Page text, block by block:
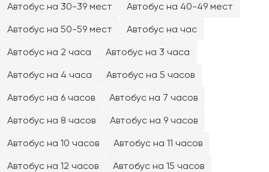
Автобус на 30-39 мест
Автобус на 40-49 мест
Автобус на 50-59 мест
Автобус на час
Автобус на 2 часа
Автобус на 3 часа
Автобус на 4 часа
Автобус на 5 часов
Автобус на 6 часов
Автобус на 7 часов
Автобус на 8 часов
Автобус на 9 часов
Автобус на 10 часов
Автобус на 11 часов
Автобус на 12 часов
Автобус на 15 часов
Феодосия
Чебоксары
Челябинск
Чита